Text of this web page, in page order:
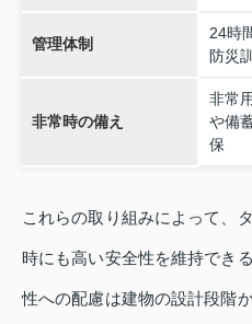
管理体制
24時
防災
非常時の備え
非常
や備
保
これらの取り組みによって、
時にも高い安全性を維持でき
性への配慮は建物の設計段階